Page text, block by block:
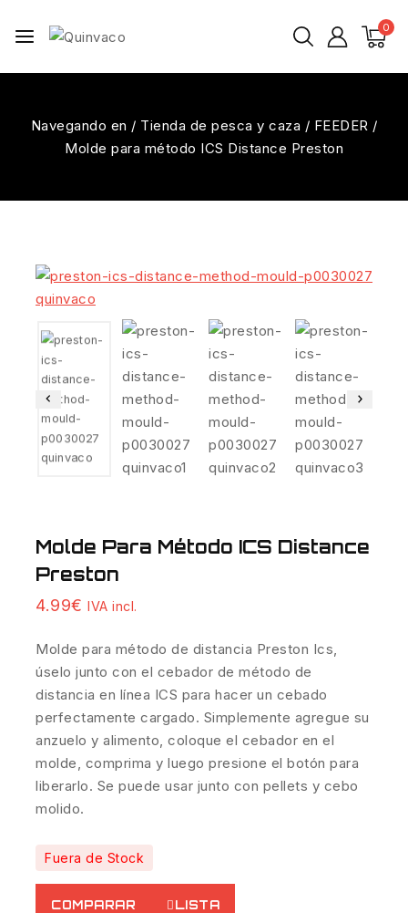
0
Navegando en / Tienda de pesca y caza / FEEDER /
Molde para método ICS Distance Preston
Molde Para Método ICS Distance
Preston
4.99€ IVA incl.
Molde para método de distancia Preston Ics,
úselo junto con el cebador de método de
distancia en línea ICS para hacer un cebado
perfectamente cargado. Simplemente agregue su
anzuelo y alimento, coloque el cebador en el
molde, comprima y luego presione el botón para
liberarlo. Se puede usar junto con pellets y cebo
molido.
Fuera de Stock
COMPARAR LISTA